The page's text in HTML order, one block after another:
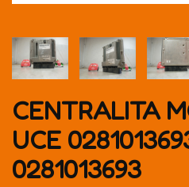
CENTRALITA
UCE
0281013693